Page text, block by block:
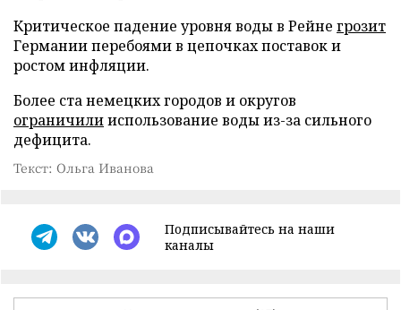
Критическое падение уровня воды в Рейне грозит
Германии перебоями в цепочках поставок и
ростом инфляции.
Более ста немецких городов и округов
ограничилииспользование воды из-за сильного
дефицита.
Текст: Ольга Иванова
Подписывайтесь на наши
каналы